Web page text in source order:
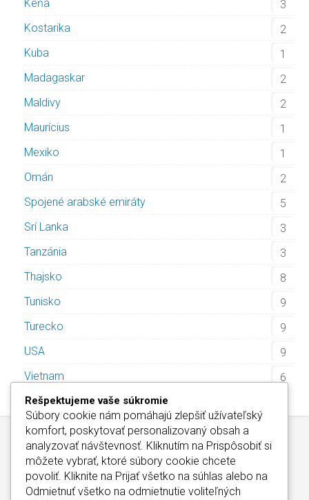
Keňa
3
Kostarika
2
Kuba
1
Madagaskar
2
Maldivy
2
Maurícius
1
Mexiko
1
Omán
2
Spojené arabské emiráty
5
Srí Lanka
3
Tanzánia
3
Thajsko
8
Tunisko
9
Turecko
9
USA
9
Vietnam
6
Wellness Hotely Slovensko/Informácie o Cookies
Rešpektujeme vaše súkromie
Súbory cookie nám pomáhajú zlepšiť užívateľský
komfort, poskytovať personalizovaný obsah a
analyzovať návštevnosť. Kliknutím na Prispôsobiť si
môžete vybrať, ktoré súbory cookie chcete
povoliť. Kliknite na Prijať všetko na súhlas alebo na
Odmietnuť všetko na odmietnutie voliteľných